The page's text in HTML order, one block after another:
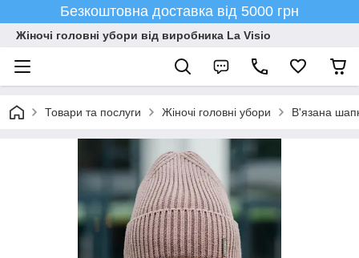
Безкоштовна доставка від 5000 грн
Жіночі головні убори від виробника La Visio
Товари та послуги Жіночі головні убори В'язана